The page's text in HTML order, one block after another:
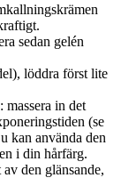
sedan gelén
löddra först lite
in det
(se
kan använda den
i din hårfärg.
den glänsande,